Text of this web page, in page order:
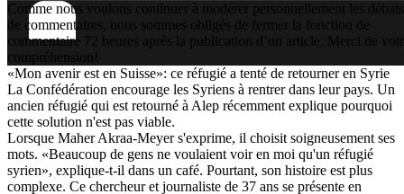
Comme nous voulons continuer à modérer personnellement les débats
de commentaires, nous sommes obligés de fermer la fonction de
commentaire 72 heures après la publication d’un article. Merci de
compréhension!
«Mon avenir est en Suisse»: ce réfugié a tenté de retourner en Syrie
La Confédération encourage les Syriens à rentrer dans leur pays. Un
ancien réfugié qui est retourné à Alep récemment explique pourquoi
cette solution n'est pas viable.
Lorsque Maher Akraa-Meyer s'exprime, il choisit soigneusement ses
mots. «Beaucoup de gens ne voulaient voir en moi qu'un réfugié
syrien», explique-t-il dans un café. Pourtant, son histoire est plus
complexe. Ce chercheur et journaliste de 37 ans se présente en